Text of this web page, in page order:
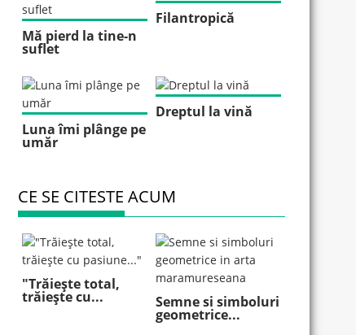
Mă pierd la tine-n
suflet
Filantropică
Luna îmi plânge pe
umăr
Dreptul la vină
CE SE CITESTE ACUM
"Trăieşte total,
trăieşte cu... Semne si simboluri
geometrice...